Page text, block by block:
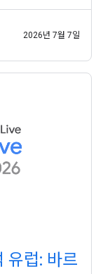
버에서2026년 7월 7일
유럽: 바르